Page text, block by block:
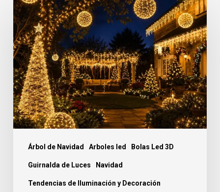
Árbol de Navidad Arboles led Bolas Led 3D
Guirnalda de Luces Navidad
Tendencias de Iluminación y Decoración
Decoración
navideña
para
jardines
y
exteriores